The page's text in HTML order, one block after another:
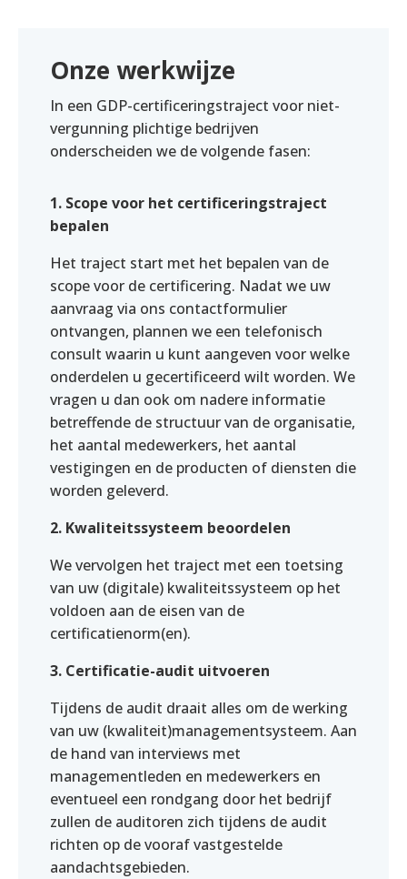
Onze werkwijze
In een GDP-certificeringstraject voor niet-
vergunning plichtige bedrijven
onderscheiden we de volgende fasen:
1. Scope voor het certificeringstraject
bepalen
Het traject start met het bepalen van de
scope voor de certificering. Nadat we uw
aanvraag via ons contactformulier
ontvangen, plannen we een telefonisch
consult waarin u kunt aangeven voor welke
onderdelen u gecertificeerd wilt worden. We
vragen u dan ook om nadere informatie
betreffende de structuur van de organisatie,
het aantal medewerkers, het aantal
vestigingen en de producten of diensten die
worden geleverd.
2. Kwaliteitssysteem beoordelen
We vervolgen het traject met een toetsing
van uw (digitale) kwaliteitssysteem op het
voldoen aan de eisen van de
certificatienorm(en).
3. Certificatie-audit uitvoeren
Tijdens de audit draait alles om de werking
van uw (kwaliteit)managementsysteem. Aan
de hand van interviews met
managementleden en medewerkers en
eventueel een rondgang door het bedrijf
zullen de auditoren zich tijdens de audit
richten op de vooraf vastgestelde
aandachtsgebieden.